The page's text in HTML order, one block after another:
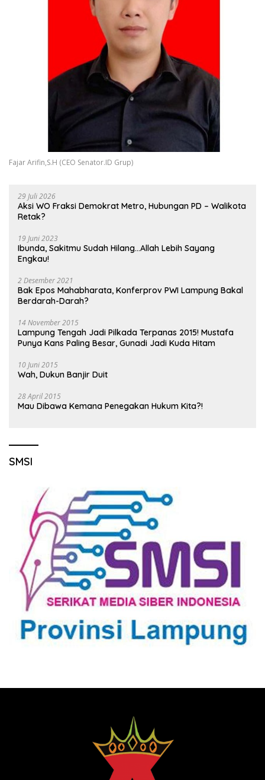
Fajar Arifin,S.H (CEO Senator.ID Grup)
29 Juli 2026
Aksi WO Fraksi Demokrat Metro, Hubungan PD – Walikota
Retak?
19 Juni 2023
Ibunda, Sakitmu Sudah Hilang…Allah Lebih Sayang
Engkau!
2 Desember 2021
Bak Epos Mahabharata, Konferprov PWI Lampung Bakal
Berdarah-Darah?
14 November 2015
Lampung Tengah Jadi Pilkada Terpanas 2015! Mustafa
Punya Kans Paling Besar, Gunadi Jadi Kuda Hitam
10 Juni 2015
Wah, Dukun Banjir Duit
28 April 2015
Mau Dibawa Kemana Penegakan Hukum Kita?!
SMSI